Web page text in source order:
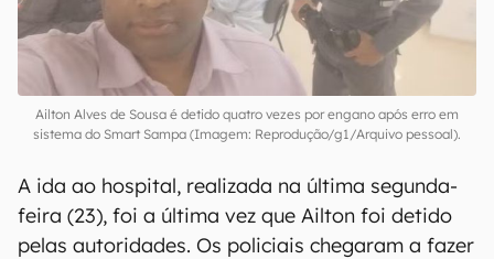
Ailton Alves de Sousa é detido quatro vezes por engano após erro em
sistema do Smart Sampa (Imagem: Reprodução/g1/Arquivo pessoal).
A ida ao hospital, realizada na última segunda-
feira (23), foi a última vez que Ailton foi detido
pelas autoridades. Os policiais chegaram a fazer